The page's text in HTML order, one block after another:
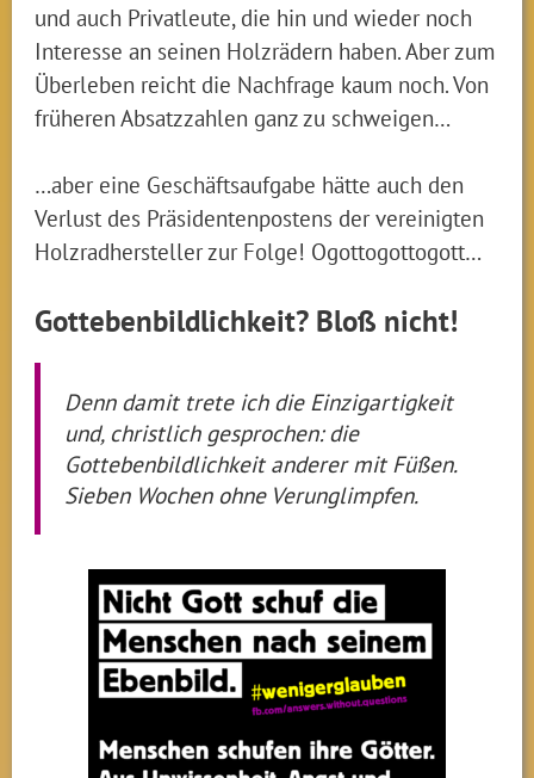
und auch Privatleute, die hin und wieder noch
Interesse an seinen Holzrädern haben. Aber zum
Überleben reicht die Nachfrage kaum noch. Von
früheren Absatzzahlen ganz zu schweigen…
…aber eine Geschäftsaufgabe hätte auch den
Verlust des Präsidentenpostens der vereinigten
Holzradhersteller zur Folge! Ogottogottogott…
Gottebenbildlichkeit? Bloß nicht!
Denn damit trete ich die Einzigartigkeit
und, christlich gesprochen: die
Gottebenbildlichkeit anderer mit Füßen.
Sieben Wochen ohne Verunglimpfen.